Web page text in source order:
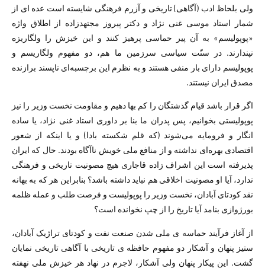
ولی بلحاظ ادب (آگاهی) تاریخی و آزرم فرهنگی شایسته است عده ­ای از
شمار استاد موسی غنی ­نژاد و دکتر پیروز مجتهدزاده از اطلاق واژه
«پوپولیسم» به آن پیر حماسی پرهیز کنند و این خیزش را ولگاریزه
نپندارند. در سنّت سیاسی سرزمین ما هم، دو مفهوم ولگاریسم و
پوپولیسم دارای بار منفی هستند و به نظرم این برچسب­ه‌ای ناپسند برازنده
مصدق ایران نیستند.
اگر قرار باشد قیام گذشتگان را کم بها دهیم و مقاومت نخست ­وزیر را نیز
پوپولیستی بخوانیم، پس پدران ما بنا بر داوری استاد غنی ­نژاد، یا ساده
انگار و فرومایه می‌­شوند (که قلم شکسته بادا) و یا اینکه از شعور
اقتصادی بهره­‌ای نداشته و از منافع ملی خویش ناآگاه بودند. حال که ایران
پذیرفته است این اشراف ­زاده قاجاری هیچ مصونیت تاریخی و فرهنگی
ندارد، آیا او مصونیت اخلاقی هم نباید داشته باشد؟ بنابراین هر که به بهانه
نقد کودتای آبادان، نخست وزیر را پوپولیست و فرصت طلب و عمله ظلمه
بورژوازی بنامد آیا تاریخ را از چپ نخوانده است؟
از آغاز فرآیند حماسه ­ی ملی ­شدن صنعت نفت و کودتای تراژیک آبادان،
ستیز پنهان و آشکار دو مفهوم حافظه ­ی تاریخی با آگاهی تاریخی نمایان
گشت. این پیکار پنهان ولی آشکار، لاجرم در نهاد هر خیزش ملی­ نهفته